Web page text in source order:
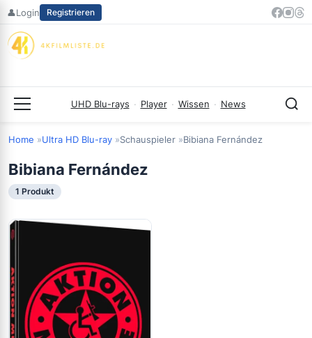
Zum
springen
👤Login Registrieren
UHD Blu-rays · Player · Wissen · News
Home Ultra HD Blu-ray Schauspieler Bibiana Fernández
Bibiana Fernández
1 Produkt